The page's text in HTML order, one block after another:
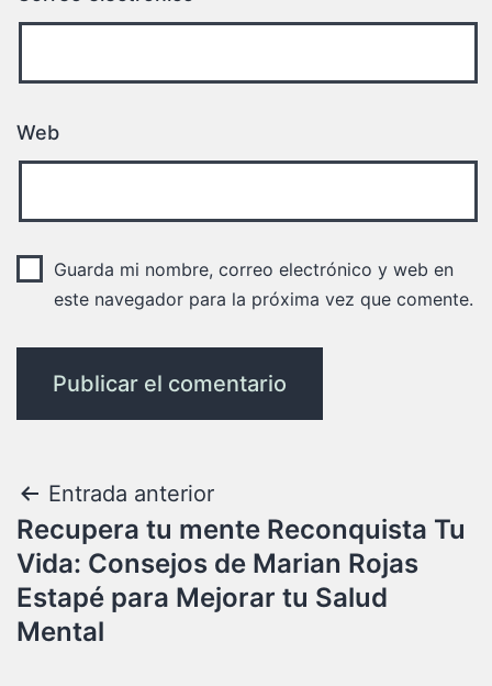
Web
Guarda mi nombre, correo electrónico y web en
este navegador para la próxima vez que comente.
Entrada anterior
Recupera tu mente Reconquista Tu
Vida: Consejos de Marian Rojas
Estapé para Mejorar tu Salud
Mental